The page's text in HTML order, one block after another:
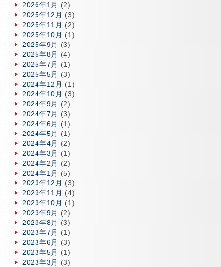
2026年1月
(2)
2025年12月 (3)
2025年11月 (2)
2025年10月 (1)
2025年9月
(3)
2025年8月
(4)
2025年7月
(1)
2025年5月
(3)
2024年12月 (1)
2024年10月 (3)
2024年9月
(2)
2024年7月
(3)
2024年6月
(1)
2024年5月
(1)
2024年4月
(2)
2024年3月
(1)
2024年2月
(2)
2024年1月
(5)
2023年12月 (3)
2023年11月 (4)
2023年10月 (1)
2023年9月
(2)
2023年8月
(3)
2023年7月
(1)
2023年6月
(3)
2023年5月
(1)
2023年3月
(3)